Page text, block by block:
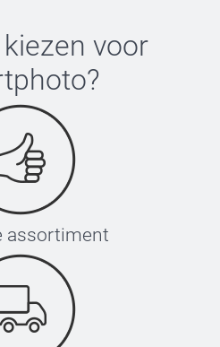
voor
?
assortiment